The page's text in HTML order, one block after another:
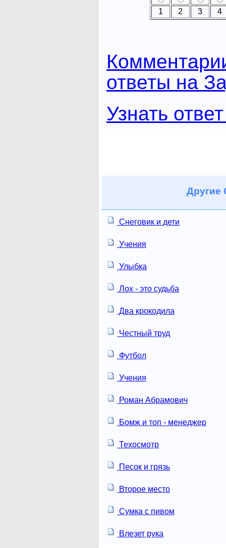
1 2 3 4
ответы на
Узнать
Другие
Снеговик и дети
Учения
Улыбка
Лох - это судьба
Два крокодила
Честный труд
Футбол
Учения
Роман Абрамович
Бомж и топ - менеджер
Техосмотр
Песок и грязь
Второе место
Сумка с пивом
Влезет рука